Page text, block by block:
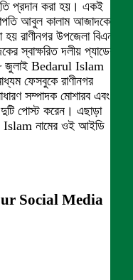
প্রদান করা হয়। একই
আবুল কালাম আজাদকে
রাণীনগর উপজেলা বিএনপির
স্বাক্ষরিত দলীয় প্যাডের
জুলাই Bedarul Islam
ফেসবুকে রাণীনগর
সম্পাদক মোশারব এবং
পোস্ট করেন। এছাড়া
নামের ওই আইডি
Social Media